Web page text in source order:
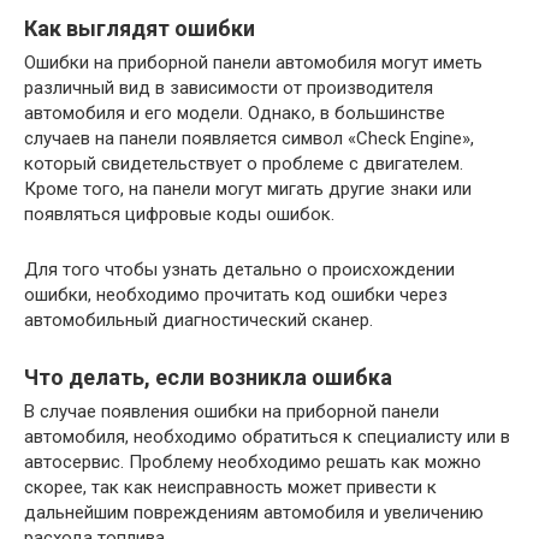
Как выглядят ошибки
Ошибки на приборной панели автомобиля могут иметь
различный вид в зависимости от производителя
автомобиля и его модели. Однако, в большинстве
случаев на панели появляется символ «Check Engine»,
который свидетельствует о проблеме с двигателем.
Кроме того, на панели могут мигать другие знаки или
появляться цифровые коды ошибок.
Для того чтобы узнать детально о происхождении
ошибки, необходимо прочитать код ошибки через
автомобильный диагностический сканер.
Что делать, если возникла ошибка
В случае появления ошибки на приборной панели
автомобиля, необходимо обратиться к специалисту или в
автосервис. Проблему необходимо решать как можно
скорее, так как неисправность может привести к
дальнейшим повреждениям автомобиля и увеличению